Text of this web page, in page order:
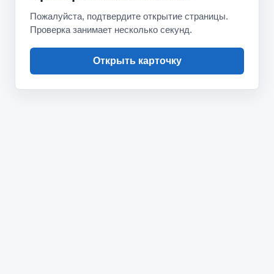
Пожалуйста, подтвердите открытие страницы.
Проверка занимает несколько секунд.
Открыть карточку